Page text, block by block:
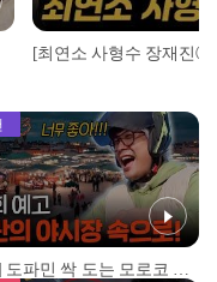
[예고] 도파민 싹 도는 모로코 야시장 투어!